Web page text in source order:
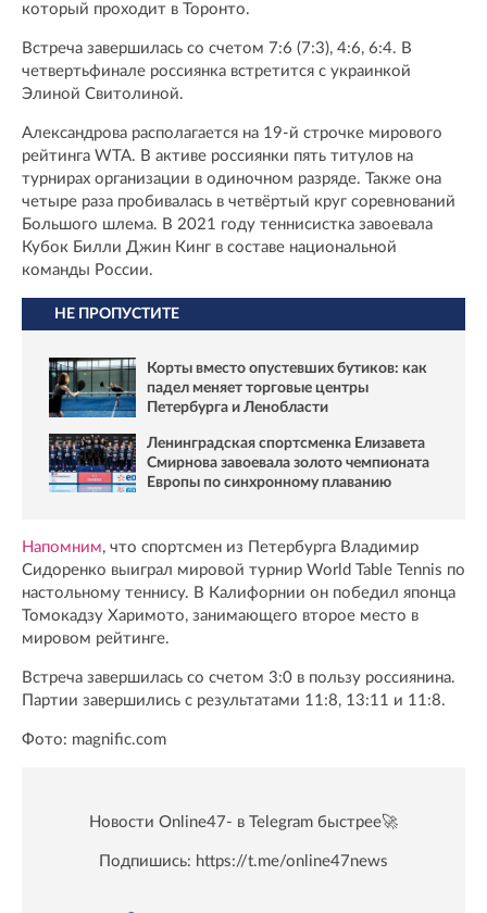
который проходит в Торонто.
Встреча завершилась со счетом 7:6 (7:3), 4:6, 6:4. В
четвертьфинале россиянка встретится с украинкой
Элиной Свитолиной.
Александрова располагается на 19-й строчке мирового
рейтинга WTA. В активе россиянки пять титулов на
турнирах организации в одиночном разряде. Также она
четыре раза пробивалась в четвёртый круг соревнований
Большого шлема. В 2021 году теннисистка завоевала
Кубок Билли Джин Кинг в составе национальной
команды России.
НЕ ПРОПУСТИТЕ
Корты вместо опустевших бутиков: как
падел меняет торговые центры
Петербурга и Ленобласти
Ленинградская спортсменка Елизавета
Смирнова завоевала золото чемпионата
Европы по синхронному плаванию
Напомним, что спортсмен из Петербурга Владимир
Сидоренко выиграл мировой турнир World Table Tennis по
настольному теннису. В Калифорнии он победил японца
Томокадзу Харимото, занимающего второе место в
мировом рейтинге.
Встреча завершилась со счетом 3:0 в пользу россиянина.
Партии завершились с результатами 11:8, 13:11 и 11:8.
Фото: magnific.com
Новости Online47- в Telegram быстрее🚀
Подпишись: https://t.me/online47news